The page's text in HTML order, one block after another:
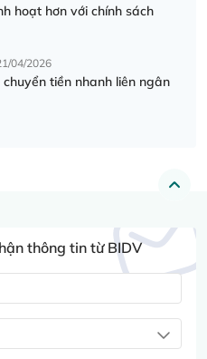
hoạt hơn với chính sách
04/2026
tiền nhanh liên ngân
thông tin từ BIDV